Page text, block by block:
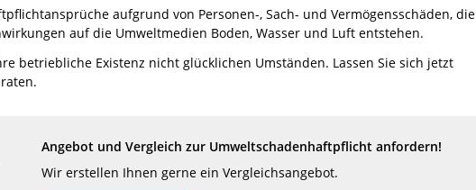
aufgrund von Personen-, Sach- und Vermögensschäden, die
auf die Umweltmedien Boden, Wasser und Luft entstehen.
betriebliche Existenz nicht glücklichen Umständen. Lassen Sie sich jetzt
Angebot und Vergleich zur Umweltschadenhaftpflicht anfordern!
Wir erstellen Ihnen gerne ein Vergleichsangebot.